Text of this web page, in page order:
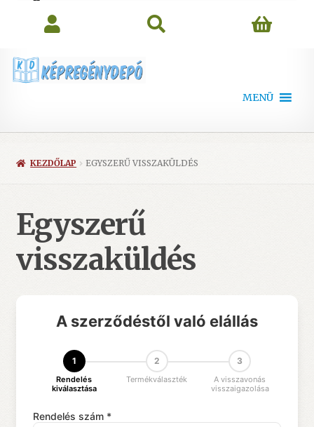
MENÜ
KEZDŐLAP EGYSZERŰ VISSZAKÜLDÉS
Egyszerű
visszaküldés